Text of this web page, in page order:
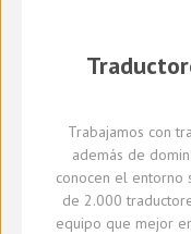
Trabajamos con
además de
conocen el entorno
de 2.000
equipo que mejor